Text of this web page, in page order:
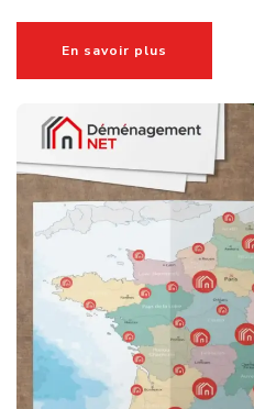
En savoir plus